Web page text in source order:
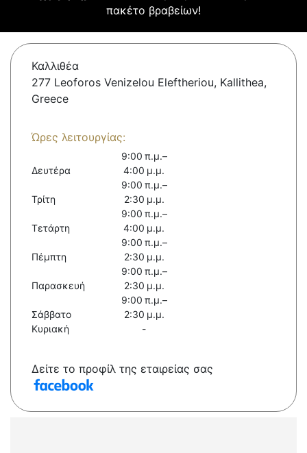
πακέτο βραβείων!
Καλλιθέα
277 Leoforos Venizelou Eleftheriou, Kallithea,
Greece
Ώρες λειτουργίας:
Δευτέρα
9:00 π.μ.–
4:00 μ.μ.
Τρίτη
9:00 π.μ.–
2:30 μ.μ.
Τετάρτη
9:00 π.μ.–
4:00 μ.μ.
Πέμπτη
9:00 π.μ.–
2:30 μ.μ.
Παρασκευή
9:00 π.μ.–
2:30 μ.μ.
Σάββατο
9:00 π.μ.–
2:30 μ.μ.
Κυριακή
-
Δείτε το προφίλ της εταιρείας σας